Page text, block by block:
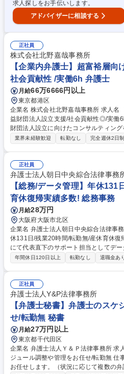
求人探しをお手伝いします。
アドバイザーに相談する
正社員
株式会社北野嘉哉事務所
【企業内弁護士】超富裕層向
社会貢献性 /実働6h 弁護士
月給66万6666円以上
東京都港区
企業名 株式会社北野嘉哉事務所 求人名 【企業内弁護士】超富裕層向け公
益財団法人設立支援/社会貢献性◎/実働6h 仕事の内容 「超富裕層」へ
財団法人設立に向けたコンサルティン
士としてご活躍いただきます。 【働く
援/社内規定の作成、管理/訴訟管理/その
貢献活動 【代表について】誰もが知る
領域では国内屈指の実力を誇るプロフ
様々な知見や経験を積むことが可能です。 募集職種 【企業内弁護士
富裕層向け公益財団法人設立支援/社会
業界未経験歓迎 転勤なし 完全週休2日制
正社員
弁護士法人朝日中央綜合法律事務
【総務/データ管理】年休131
育休復帰実績多数! 総務事務
月給28万円
大阪府大阪市北区
企業名 弁護士法人朝日中央綜合法律事務所 求人名 【総務/データ管
休131日/残業20時間/転勤無/産休育休復帰実績多数！ 仕
にて代表直下のサポート担当としてデ
をお任せします 金融や上場企業で培っ
の各種調査■電話やメール対応その他■
営しており、適正に合わせて上記業務をお任せします
ータ管理】年休131日/残業20時間/転勤
年間休日120日以上 転勤なし 退職金あ
正社員
弁護士法人Y&P法律事務所
【弁護士秘書】弁護士のス
せ/転勤無 秘書
月給27万円以上
東京都千代田区
企業名 弁護士法人Ｙ＆Ｐ法律事務所 求人名 【弁護士秘書】弁護士のスケ
ジュール調整や管理をお任せ/転勤無 仕事の内容 代表弁護士の秘書業務を
お任せします。（状況に応じて複数の